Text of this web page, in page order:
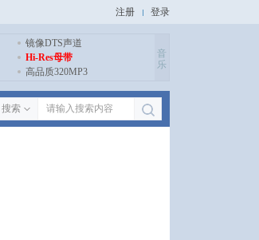
注册 登录
镜像DTS声道
Hi-Res母带
高品质320MP3
音
乐
搜索